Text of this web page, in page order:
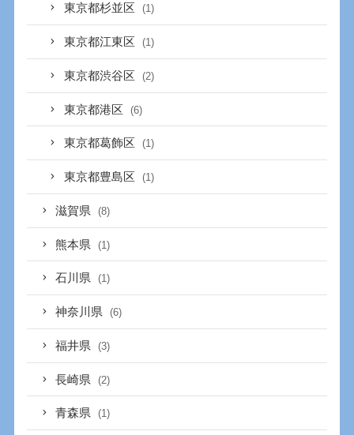
東京都杉並区 (1)
東京都江東区 (1)
東京都渋谷区 (2)
東京都港区 (6)
東京都葛飾区 (1)
東京都豊島区 (1)
滋賀県 (8)
熊本県 (1)
石川県 (1)
神奈川県 (6)
福井県 (3)
長崎県 (2)
青森県 (1)